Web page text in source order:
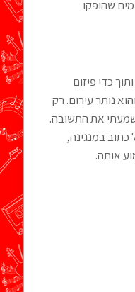
שהופקו
כדי פיזום
נותר עירום. רק
שמעתי את התשובה.
במנגינה,
אותה.